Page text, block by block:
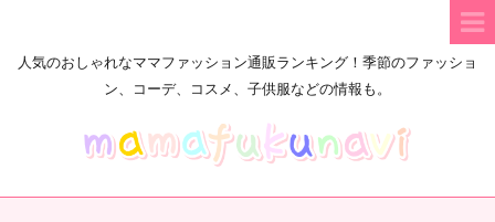
人気のおしゃれなママファッション通販ランキング！季節のファッショ
ン、コーデ、コスメ、子供服などの情報も。